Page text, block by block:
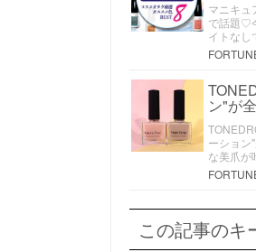
マニキュ
で話題♡
イトなし
ン"が
ーション
な美爪が
この記事のキ